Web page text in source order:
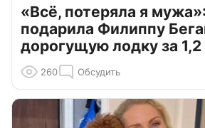
«Всё, потеряла я
подарила Филиппу
дорогущую лодку за
260 Обсудить